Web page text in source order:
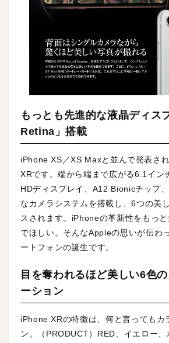
もっとも先進的な液晶ディス
Retina」搭載
iPhone XS／XS Maxと並んで発表さ
XRです。端から端まで広がる6.1イン
HDディスプレイ、A12 Bionicチップ
なカメラシステムを搭載し、6つの美
スされます。iPhoneの革新性をもっ
でほしい。そんなAppleの思いが伝わ
ートフォンの誕生です。
目を奪われるほど美しい6色
ーション
iPhone XRの特徴は、何と言ってもカ
ン。（PRODUCT）RED、イエロー、